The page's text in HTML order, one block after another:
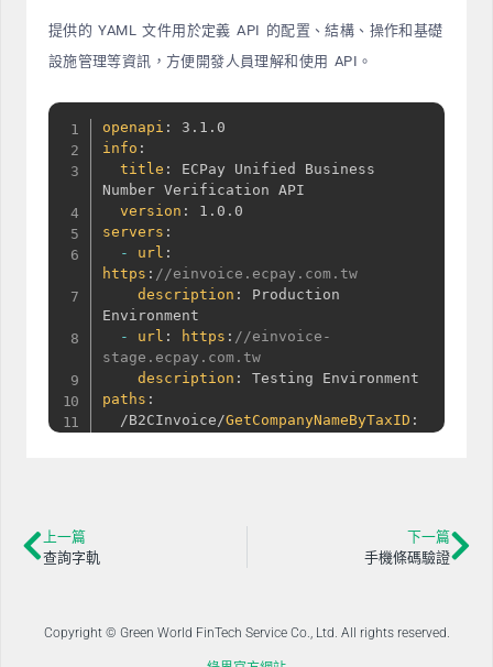
提供的 YAML 文件用於定義 API 的配置、結構、操作和基礎
設施管理等資訊，方便開發人員理解和使用 API。
openapi :
info :
title :
ECPay Unified Business
Number Verification API
version :
servers :
-
url :
https : //einvoice.ecpay.com.tw
description :
Production
Environment
-
url : https : //einvoice-
stage.ecpay.com.tw
description :
paths :
  /B2CInvoice/
GetCompanyNameByTaxID :
and
requestBody
          application/
json:
上一篇
查詢字軌
下一篇
手機條碼驗證
Copyright © Green World FinTech Service Co., Ltd. All rights reserved.